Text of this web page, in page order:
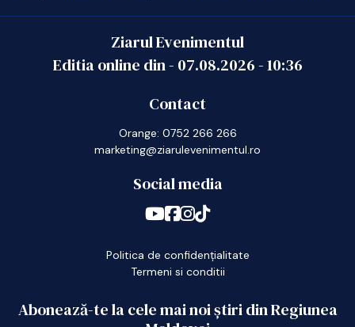
Ziarul Evenimentul
Editia online din - 07.08.2026-10:36
Contact
Orange: 0752 266 266
marketing@ziarulevenimentul.ro
Social media
Politica de confidențialitate
Termeni si conditii
Abonează-te la cele mai noi știri din Regiunea